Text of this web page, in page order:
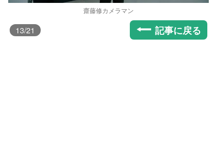
齋藤修カメラマン
13/21 記事に戻る